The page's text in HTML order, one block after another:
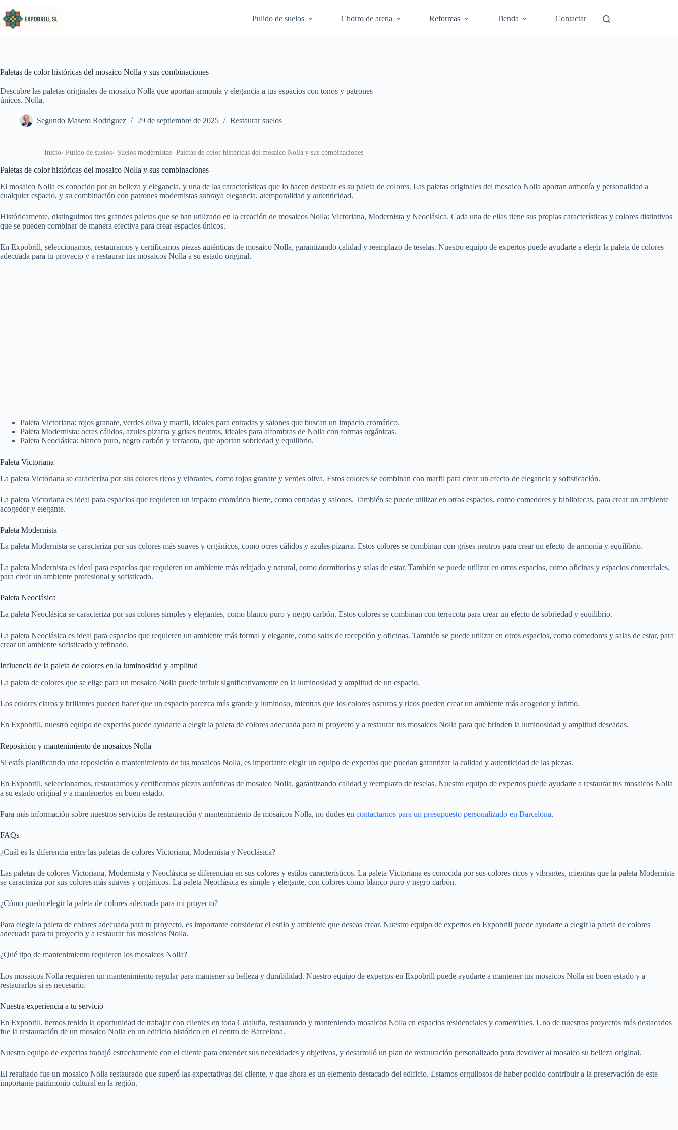
Pulido de suelos
Chorro de arena Reformas Tienda Contactar
Paletas de color históricas del mosaico Nolla y sus combinaciones
Descubre las paletas originales de mosaico Nolla que aportan armonía y elegancia a tus espacios con tonos y patrones
únicos. Nolla.
Segundo Masero Rodriguez 29 de septiembre de 2025 Restaurar suelos
Inicio Pulido de suelos Suelos modernistas Paletas de color históricas del mosaico Nolla y sus combinaciones
Paletas de color históricas del mosaico Nolla y sus combinaciones
El mosaico Nolla es conocido por su belleza y elegancia, y una de las características que lo hacen destacar es su paleta de colores. Las paletas originales del mosaico Nolla aportan armonía y personalidad a
cualquier espacio, y su combinación con patrones modernistas subraya elegancia, atemporalidad y autenticidad.
Históricamente, distinguimos tres grandes paletas que se han utilizado en la creación de mosaicos Nolla: Victoriana, Modernista y Neoclásica. Cada una de ellas tiene sus propias características y colores distintivos
que se pueden combinar de manera efectiva para crear espacios únicos.
En Expobrill, seleccionamos, restauramos y certificamos piezas auténticas de mosaico Nolla, garantizando calidad y reemplazo de teselas. Nuestro equipo de expertos puede ayudarte a elegir la paleta de colores
adecuada para tu proyecto y a restaurar tus mosaicos Nolla a su estado original.
Paleta Victoriana: rojos granate, verdes oliva y marfil, ideales para entradas y salones que buscan un impacto cromático.
Paleta Modernista: ocres cálidos, azules pizarra y grises neutros, ideales para alfombras de Nolla con formas orgánicas.
Paleta Neoclásica: blanco puro, negro carbón y terracota, que aportan sobriedad y equilibrio.
Paleta Victoriana
La paleta Victoriana se caracteriza por sus colores ricos y vibrantes, como rojos granate y verdes oliva. Estos colores se combinan con marfil para crear un efecto de elegancia y sofisticación.
La paleta Victoriana es ideal para espacios que requieren un impacto cromático fuerte, como entradas y salones. También se puede utilizar en otros espacios, como comedores y bibliotecas, para crear un ambiente
acogedor y elegante.
Paleta Modernista
La paleta Modernista se caracteriza por sus colores más suaves y orgánicos, como ocres cálidos y azules pizarra. Estos colores se combinan con grises neutros para crear un efecto de armonía y equilibrio.
La paleta Modernista es ideal para espacios que requieren un ambiente más relajado y natural, como dormitorios y salas de estar. También se puede utilizar en otros espacios, como oficinas y espacios comerciales,
para crear un ambiente profesional y sofisticado.
Paleta Neoclásica
La paleta Neoclásica se caracteriza por sus colores simples y elegantes, como blanco puro y negro carbón. Estos colores se combinan con terracota para crear un efecto de sobriedad y equilibrio.
La paleta Neoclásica es ideal para espacios que requieren un ambiente más formal y elegante, como salas de recepción y oficinas. También se puede utilizar en otros espacios, como comedores y salas de estar, para
crear un ambiente sofisticado y refinado.
Influencia de la paleta de colores en la luminosidad y amplitud
La paleta de colores que se elige para un mosaico Nolla puede influir significativamente en la luminosidad y amplitud de un espacio.
Los colores claros y brillantes pueden hacer que un espacio parezca más grande y luminoso, mientras que los colores oscuros y ricos pueden crear un ambiente más acogedor y íntimo.
En Expobrill, nuestro equipo de expertos puede ayudarte a elegir la paleta de colores adecuada para tu proyecto y a restaurar tus mosaicos Nolla para que brinden la luminosidad y amplitud deseadas.
Reposición y mantenimiento de mosaicos Nolla
Si estás planificando una reposición o mantenimiento de tus mosaicos Nolla, es importante elegir un equipo de expertos que puedan garantizar la calidad y autenticidad de las piezas.
En Expobrill, seleccionamos, restauramos y certificamos piezas auténticas de mosaico Nolla, garantizando calidad y reemplazo de teselas. Nuestro equipo de expertos puede ayudarte a restaurar tus mosaicos Nolla
a su estado original y a mantenerlos en buen estado.
Para más información sobre nuestros servicios de restauración y mantenimiento de mosaicos Nolla, no dudes en contactarnos para un presupuesto personalizado en Barcelona.
FAQs
¿Cuál es la diferencia entre las paletas de colores Victoriana, Modernista y Neoclásica?
Las paletas de colores Victoriana, Modernista y Neoclásica se diferencian en sus colores y estilos característicos. La paleta Victoriana es conocida por sus colores ricos y vibrantes, mientras que la paleta Modernista
se caracteriza por sus colores más suaves y orgánicos. La paleta Neoclásica es simple y elegante, con colores como blanco puro y negro carbón.
¿Cómo puedo elegir la paleta de colores adecuada para mi proyecto?
Para elegir la paleta de colores adecuada para tu proyecto, es importante considerar el estilo y ambiente que deseas crear. Nuestro equipo de expertos en Expobrill puede ayudarte a elegir la paleta de colores
adecuada para tu proyecto y a restaurar tus mosaicos Nolla.
¿Qué tipo de mantenimiento requieren los mosaicos Nolla?
Los mosaicos Nolla requieren un mantenimiento regular para mantener su belleza y durabilidad. Nuestro equipo de expertos en Expobrill puede ayudarte a mantener tus mosaicos Nolla en buen estado y a
restaurarlos si es necesario.
Nuestra experiencia a tu servicio
En Expobrill, hemos tenido la oportunidad de trabajar con clientes en toda Cataluña, restaurando y manteniendo mosaicos Nolla en espacios residenciales y comerciales. Uno de nuestros proyectos más destacados
fue la restauración de un mosaico Nolla en un edificio histórico en el centro de Barcelona.
Nuestro equipo de expertos trabajó estrechamente con el cliente para entender sus necesidades y objetivos, y desarrolló un plan de restauración personalizado para devolver al mosaico su belleza original.
El resultado fue un mosaico Nolla restaurado que superó las expectativas del cliente, y que ahora es un elemento destacado del edificio. Estamos orgullosos de haber podido contribuir a la preservación de este
importante patrimonio cultural en la región.